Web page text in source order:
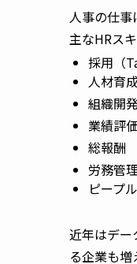
人事の仕事
主なHRス
採用（
人材育
組織開
業績評
総報酬
労務管
ピープ
近年はデー
る企業も増